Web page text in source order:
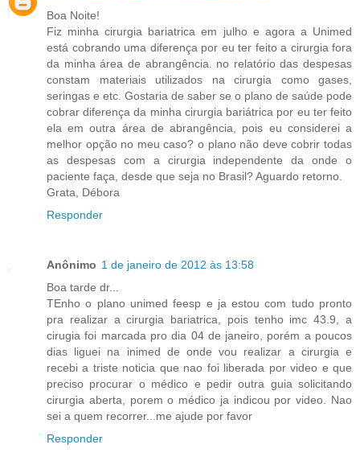
Boa Noite!
Fiz minha cirurgia bariatrica em julho e agora a Unimed
está cobrando uma diferença por eu ter feito a cirurgia fora
da minha área de abrangência. no relatório das despesas
constam materiais utilizados na cirurgia como gases,
seringas e etc. Gostaria de saber se o plano de saúde pode
cobrar diferença da minha cirurgia bariátrica por eu ter feito
ela em outra área de abrangência, pois eu considerei a
melhor opção no meu caso? o plano não deve cobrir todas
as despesas com a cirurgia independente da onde o
paciente faça, desde que seja no Brasil? Aguardo retorno.
Grata, Débora
Responder
Anônimo 1 de janeiro de 2012 às 13:58
Boa tarde dr...
TEnho o plano unimed feesp e ja estou com tudo pronto
pra realizar a cirurgia bariatrica, pois tenho imc 43.9, a
cirugia foi marcada pro dia 04 de janeiro, porém a poucos
dias liguei na inimed de onde vou realizar a cirurgia e
recebi a triste noticia que nao foi liberada por video e que
preciso procurar o médico e pedir outra guia solicitando
cirurgia aberta, porem o médico ja indicou por video. Nao
sei a quem recorrer...me ajude por favor
Responder